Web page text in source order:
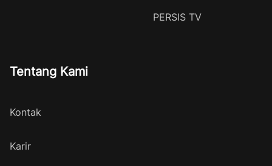
PERSIS TV
Tentang Kami
Kontak
Karir